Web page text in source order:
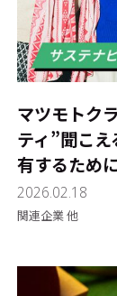
マツモトク
ティ”――聞こ
有するため
2026.02.18
関連企業 他